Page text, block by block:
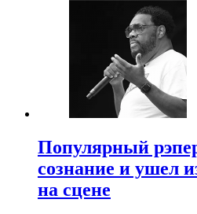
Популярный
сознание и ушел
на сцене